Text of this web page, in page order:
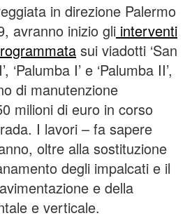
in direzione Palermo
avranno inizio gli interventi
sui viadotti ‘San
‘Palumba I’ e ‘Palumba II’,
di manutenzione
milioni di euro in corso
I lavori – fa sapere
oltre alla sostituzione
degli impalcati e il
e della
e verticale.